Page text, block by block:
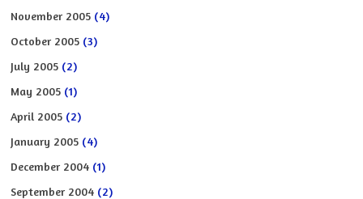
November 2005 (4)
October 2005 (3)
July 2005 (2)
May 2005 (1)
April 2005 (2)
January 2005 (4)
December 2004 (1)
September 2004 (2)